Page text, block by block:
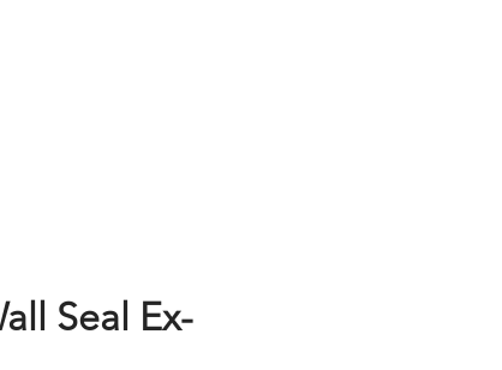
Seal Ex-